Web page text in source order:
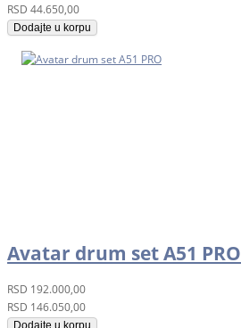
RSD 44.650,00
Dodajte u korpu
Avatar drum set A51 PRO
RSD 192.000,00
RSD 146.050,00
Dodajte u korpu